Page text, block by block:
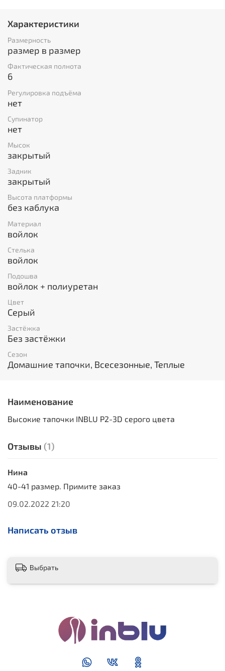
Характеристики
Размерность
размер в размер
Фактическая полнота
6
Регулировка подъёма
нет
Супинатор
нет
Мысок
закрытый
Задник
закрытый
Высота платформы
без каблука
Материал
войлок
Стелька
войлок
Подошва
войлок + полиуретан
Цвет
Серый
Застёжка
Без застёжки
Сезон
Домашние тапочки, Всесезонные, Теплые
Наименование
Высокие тапочки INBLU P2-3D серого цвета
Отзывы (1)
Нина
40-41 размер. Примите заказ
09.02.2022 21:20
Написать отзыв
Выбрать